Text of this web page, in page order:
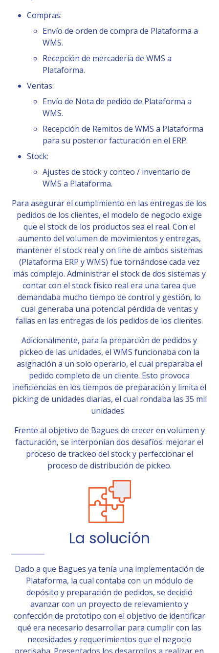
Compras:
Envío de orden de compra de Plataforma a
WMS.
Recepción de mercadería de WMS a
Plataforma.
Ventas:
Envío de Nota de pedido de Plataforma a
WMS.
Recepción de Remitos de WMS a Plataforma
para su posterior facturación en el ERP.
Stock:
Ajustes de stock y conteo / inventario de
WMS a Plataforma.
Para asegurar el cumplimiento en las entregas de los
pedidos de los clientes, el modelo de negocio exige
que el stock de los productos sea el real. Con el
aumento del volumen de movimientos y entregas,
mantener el stock real y on line de ambos sistemas
(Plataforma ERP y WMS) fue tornándose cada vez
más complejo. Administrar el stock de dos sistemas y
contar con el stock físico real era una tarea que
demandaba mucho tiempo de control y gestión, lo
cual generaba una potencial pérdida de ventas y
fallas en las entregas de los pedidos de los clientes.
Adicionalmente, para la preparción de pedidos y
pickeo de las unidades, el WMS funcionaba con la
asignación a un solo operario, el cual preparaba el
pedido completo de un cliente. Esto provoca
ineficiencias en los tiempos de preparación y limita el
picking de unidades diarias, el cual rondaba las 35 mil
unidades.
Frente al objetivo de Bagues de crecer en volumen y
facturación, se interponían dos desafíos: mejorar el
proceso de trackeo del stock y perfeccionar el
proceso de distribución de pickeo.
La solución
Dado a que Bagues ya tenía una implementación de
Plataforma, la cual contaba con un módulo de
depósito y preparación de pedidos, se decidió
avanzar con un proyecto de relevamiento y
confección de prototipo con el objetivo de identificar
qué era necesario desarrollar para cumplir con las
necesidades y requerimientos que el negocio